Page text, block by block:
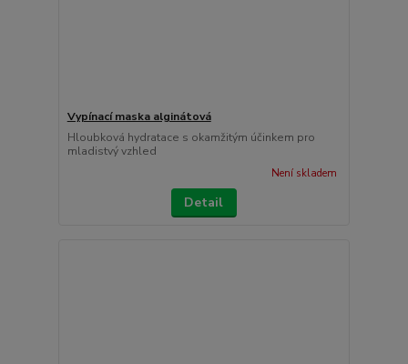
Vypínací maska alginátová
Hloubková hydratace s okamžitým účinkem pro
mladistvý vzhled
Není skladem
Detail